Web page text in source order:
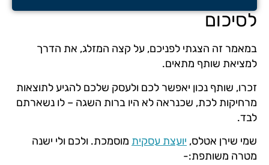
לסיכום
במאמר זה הצגתי לפניכם, על קצה המזלג, את הדרך
למציאת שותף מתאים.
זכרו, שותף נכון יאפשר לכם ולעסק שלכם להגיע לתוצאות
מרחיקות לכת, שכנראה לא היו ברות השגה – לו נשארתם
לבד.
שמי שירן אטלס, יועצת עסקית מוסמכת. ולכם ולי ישנה
מטרה משותפת:-